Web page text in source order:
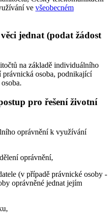
ve všeobecném
jednat (podat žádost
na základě individuálního
osoba, podnikající
pro řešení životní
oprávnění k využívání
oprávnění,
(v případě právnické osoby -
oprávněné jednat jejím